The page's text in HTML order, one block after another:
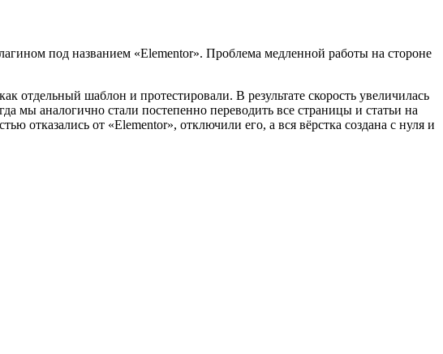
под названием «Elementor». Проблема медленной работы на стороне
отдельный шаблон и протестировали. В результате скорость увеличилась
мы аналогично стали постепенно переводить все страницы и статьи на
отказались от «Elementor», отключили его, а вся вёрстка создана с нуля и